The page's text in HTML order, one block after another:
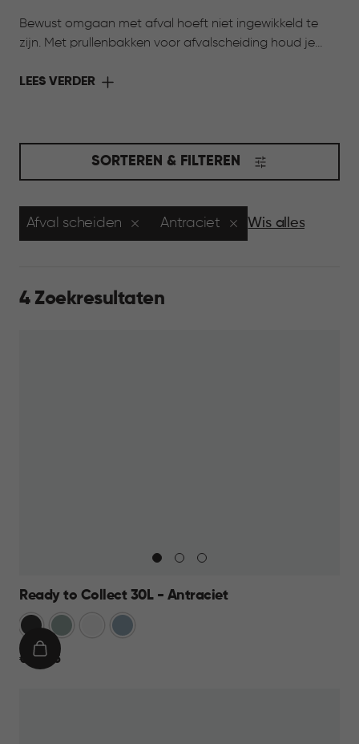
Bewust omgaan met afval hoeft niet ingewikkeld te
zijn. Met prullenbakken voor afvalscheiding houd je
Dankzij meerdere formaten en uitneembare
een onderdeel van het dagelijks leven, passend bij een
bewuste manier van wonen.
LEES VERDER
SORTEREN & FILTEREN
Afval scheiden Antraciet Wis alles
4 Zoekresultaten
Ready to Collect 30L - Antraciet
Donkergrijs
Groen Blauw
€
€ 24,95
IN